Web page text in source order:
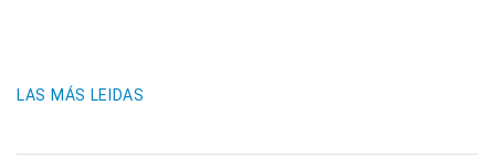
LAS MÁS LEIDAS